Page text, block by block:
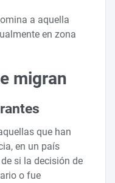
a aquella
en zona
migran
que han
en un país
si la decisión de
o fue